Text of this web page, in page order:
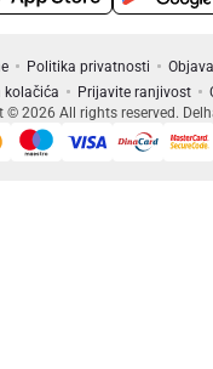
Politika privatnosti
kolačića
Prijavite ranjivost
© 2026 All rights reserved.